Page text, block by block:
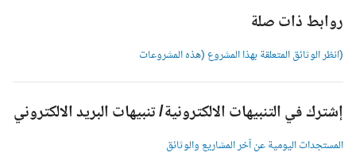
روابط ذات صلة
(انظر الوثائق المتعلقة بهذا المشروع (هذه المشروعات
إشترك في التنبيهات الالكترونية/ تنبيهات البريد الالكتروني
المستجدات اليومية عن آخر المشاريع والوثائق